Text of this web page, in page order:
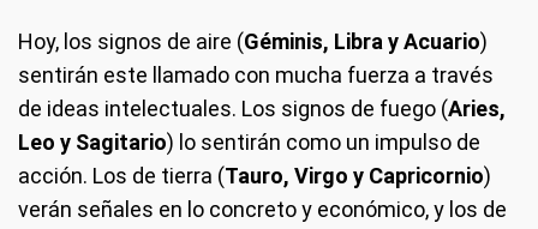
Hoy, los signos de aire (Géminis, Libra y Acuario)
sentirán este llamado con mucha fuerza a través
de ideas intelectuales. Los signos de fuego (Aries,
Leo y Sagitario) lo sentirán como un impulso de
acción. Los de tierra (Tauro, Virgo y Capricornio)
verán señales en lo concreto y económico, y los de